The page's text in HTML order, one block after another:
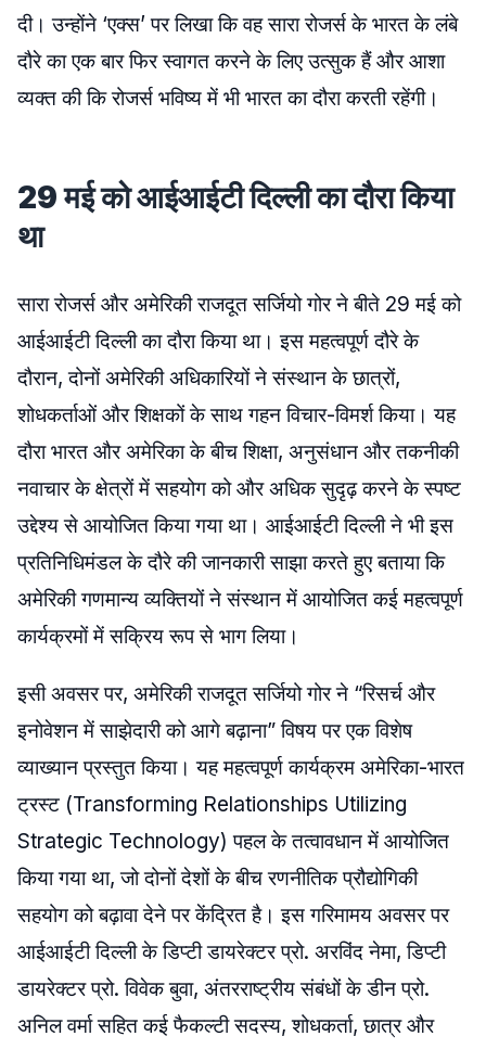
दी। उन्होंने ‘एक्स’ पर लिखा कि वह सारा रोजर्स के भारत के लंबे
दौरे का एक बार फिर स्वागत करने के लिए उत्सुक हैं और आशा
व्यक्त की कि रोजर्स भविष्य में भी भारत का दौरा करती रहेंगी।
29 मई को आईआईटी दिल्ली का दौरा किया
था
सारा रोजर्स और अमेरिकी राजदूत सर्जियो गोर ने बीते 29 मई को
आईआईटी दिल्ली का दौरा किया था। इस महत्वपूर्ण दौरे के
दौरान, दोनों अमेरिकी अधिकारियों ने संस्थान के छात्रों,
शोधकर्ताओं और शिक्षकों के साथ गहन विचार-विमर्श किया। यह
दौरा भारत और अमेरिका के बीच शिक्षा, अनुसंधान और तकनीकी
नवाचार के क्षेत्रों में सहयोग को और अधिक सुदृढ़ करने के स्पष्ट
उद्देश्य से आयोजित किया गया था। आईआईटी दिल्ली ने भी इस
प्रतिनिधिमंडल के दौरे की जानकारी साझा करते हुए बताया कि
अमेरिकी गणमान्य व्यक्तियों ने संस्थान में आयोजित कई महत्वपूर्ण
कार्यक्रमों में सक्रिय रूप से भाग लिया।
इसी अवसर पर, अमेरिकी राजदूत सर्जियो गोर ने “रिसर्च और
इनोवेशन में साझेदारी को आगे बढ़ाना” विषय पर एक विशेष
व्याख्यान प्रस्तुत किया। यह महत्वपूर्ण कार्यक्रम अमेरिका-भारत
ट्रस्ट (Transforming Relationships Utilizing
Strategic Technology) पहल के तत्वावधान में आयोजित
किया गया था, जो दोनों देशों के बीच रणनीतिक प्रौद्योगिकी
सहयोग को बढ़ावा देने पर केंद्रित है। इस गरिमामय अवसर पर
आईआईटी दिल्ली के डिप्टी डायरेक्टर प्रो. अरविंद नेमा, डिप्टी
डायरेक्टर प्रो. विवेक बुवा, अंतरराष्ट्रीय संबंधों के डीन प्रो.
अनिल वर्मा सहित कई फैकल्टी सदस्य, शोधकर्ता, छात्र और